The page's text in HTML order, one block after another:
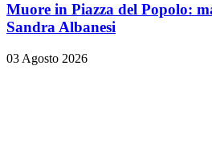
Muore in Piazza del Popolo:
Sandra Albanesi
03 Agosto 2026